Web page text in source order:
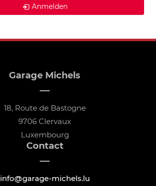
Anmelden
Garage Michels
18, Route de Bastogne
9706 Clervaux
Luxembourg
Contact
info@garage-michels.lu